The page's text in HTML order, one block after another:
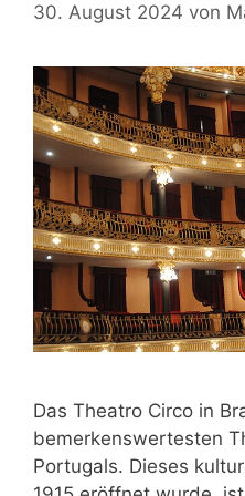
30. August 2024 von
Das Theatro Circo in
bemerkenswertesten
Portugals. Dieses